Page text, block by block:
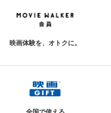
映画体験を、オトクに。